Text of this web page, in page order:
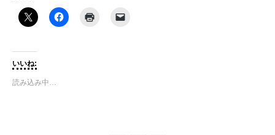
いいね:
読み込み中…